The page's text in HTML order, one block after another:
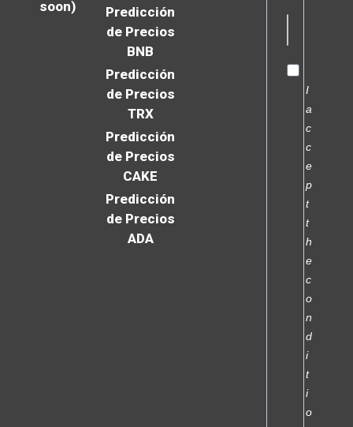
soon)
Predicción
de Precios
BNB
Predicción
de Precios
TRX
Predicción
de Precios
CAKE
Predicción
de Precios
ADA
I
a
c
c
e
p
t
t
h
e
c
o
n
d
i
t
i
o